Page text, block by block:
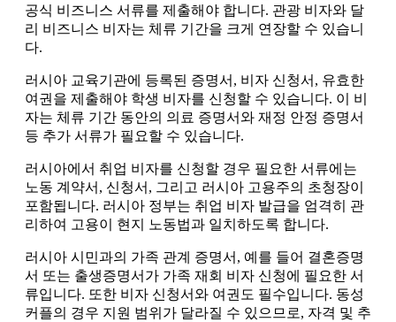
공식 비즈니스 서류를 제출해야 합니다. 관광 비자와 달
리 비즈니스 비자는 체류 기간을 크게 연장할 수 있습니
다.
러시아 교육기관에 등록된 증명서, 비자 신청서, 유효한
여권을 제출해야 학생 비자를 신청할 수 있습니다. 이 비
자는 체류 기간 동안의 의료 증명서와 재정 안정 증명서
등 추가 서류가 필요할 수 있습니다.
러시아에서 취업 비자를 신청할 경우 필요한 서류에는
노동 계약서, 신청서, 그리고 러시아 고용주의 초청장이
포함됩니다. 러시아 정부는 취업 비자 발급을 엄격히 관
리하여 고용이 현지 노동법과 일치하도록 합니다.
러시아 시민과의 가족 관계 증명서, 예를 들어 결혼증명
서 또는 출생증명서가 가족 재회 비자 신청에 필요한 서
류입니다. 또한 비자 신청서와 여권도 필수입니다. 동성
커플의 경우 지원 범위가 달라질 수 있으므로, 자격 및 추